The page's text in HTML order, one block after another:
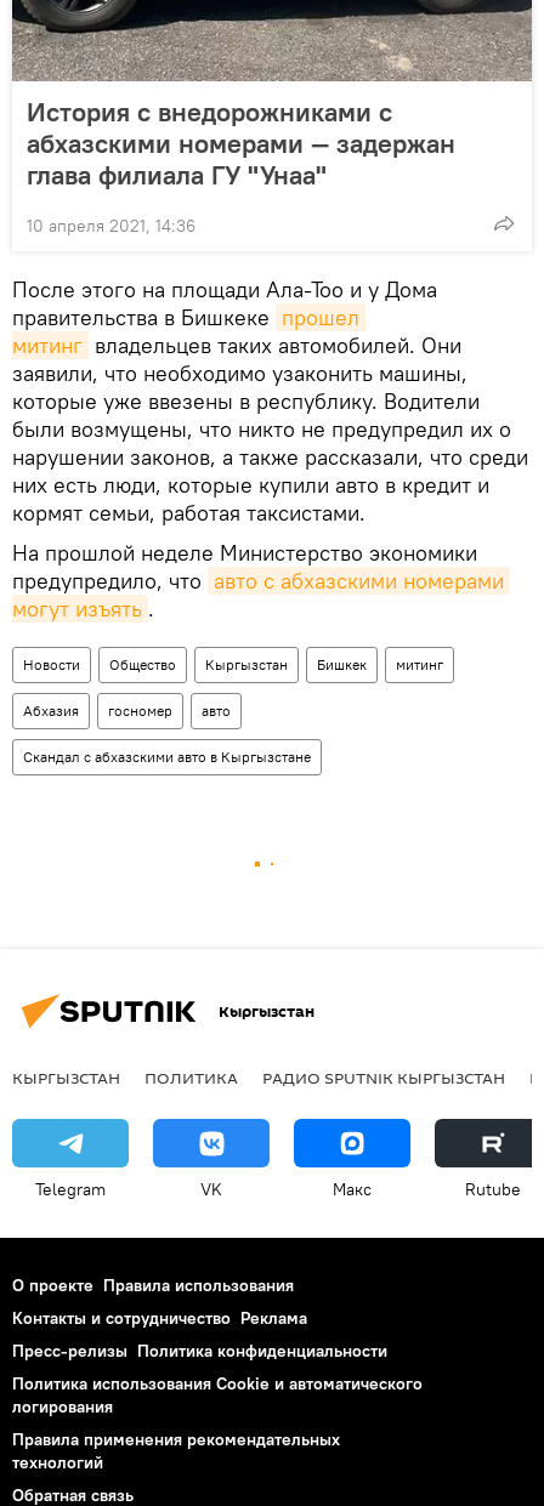
История с внедорожниками с
абхазскими номерами — задержан
глава филиала ГУ "Унаа"
10 апреля 2021, 14:36
После этого на площади Ала-Тоо и у Дома
правительства в Бишкеке прошел
митинг владельцев таких автомобилей. Они
заявили, что необходимо узаконить машины,
которые уже ввезены в республику. Водители
были возмущены, что никто не предупредил их о
нарушении законов, а также рассказали, что среди
них есть люди, которые купили авто в кредит и
кормят семьи, работая таксистами.
На прошлой неделе Министерство экономики
предупредило, что авто с абхазскими номерами
могут изъять .
Новости Общество Кыргызстан Бишкек митинг
Абхазия госномер авто
Скандал с абхазскими авто в Кыргызстане
Кыргызстан
КЫРГЫЗСТАН ПОЛИТИКА РАДИО SPUTNIK КЫРГЫЗСТАН
Telegram VK Макс Rutube
О проекте Правила использования
Контакты и сотрудничество Реклама
Пресс-релизы Политика конфиденциальности
Политика использования Cookie и автоматического
логирования
Правила применения рекомендательных
технологий
Обратная связь